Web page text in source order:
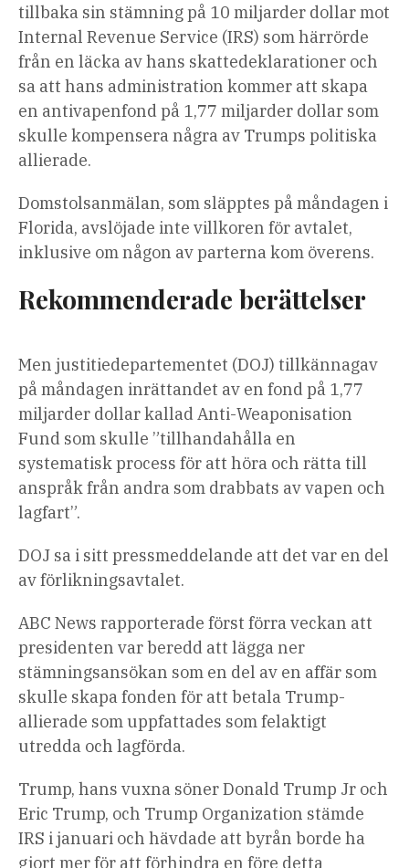
tillbaka sin stämning på 10 miljarder dollar mot
Internal Revenue Service (IRS) som härrörde
från en läcka av hans skattedeklarationer och
sa att hans administration kommer att skapa
en antivapenfond på 1,77 miljarder dollar som
skulle kompensera några av Trumps politiska
allierade.
Domstolsanmälan, som släpptes på måndagen i
Florida, avslöjade inte villkoren för avtalet,
inklusive om någon av parterna kom överens.
Rekommenderade berättelser
med
4
artiklar
av
listan
Men justitiedepartementet (DOJ) tillkännagav
på måndagen inrättandet av en fond på 1,77
miljarder dollar kallad Anti-Weaponisation
Fund som skulle ”tillhandahålla en
systematisk process för att höra och rätta till
anspråk från andra som drabbats av vapen och
lagfart”.
DOJ sa i sitt pressmeddelande att det var en del
av förlikningsavtalet.
ABC News rapporterade först förra veckan att
presidenten var beredd att lägga ner
stämningsansökan som en del av en affär som
skulle skapa fonden för att betala Trump-
allierade som uppfattades som felaktigt
utredda och lagförda.
Trump, hans vuxna söner Donald Trump Jr och
Eric Trump, och Trump Organization stämde
IRS i januari och hävdade att byrån borde ha
gjort mer för att förhindra en före detta